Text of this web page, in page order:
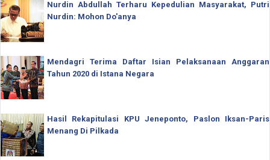
Nurdin Abdullah Terharu Kepedulian Masyarakat, Putri
Nurdin: Mohon Do'anya
Mendagri Terima Daftar Isian Pelaksanaan Anggaran
Tahun 2020 di Istana Negara
Hasil Rekapitulasi KPU Jeneponto, Paslon Iksan-Paris
Menang Di Pilkada